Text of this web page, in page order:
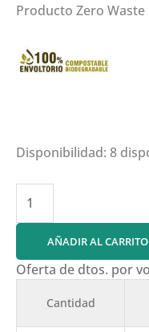
Producto Zero Waste
Disponibilidad: 8
de
Cedro
cantidadAÑADIR AL CARRITO
Oferta de dtos. por
Cantidad